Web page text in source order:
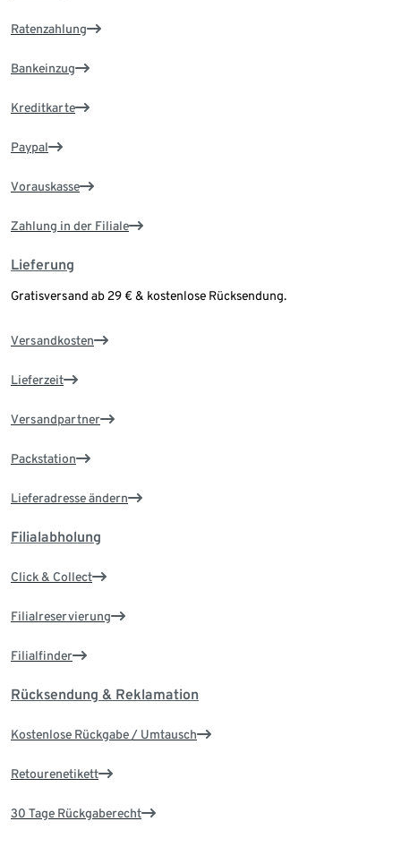
Ratenzahlung
Bankeinzug
Kreditkarte
Paypal
Vorauskasse
Zahlung in der Filiale
Lieferung
Gratisversand ab 29 € & kostenlose Rücksendung.
Versandkosten
Lieferzeit
Versandpartner
Packstation
Lieferadresse ändern
Filialabholung
Click & Collect
Filialreservierung
Filialfinder
Rücksendung & Reklamation
Kostenlose Rückgabe / Umtausch
Retourenetikett
30 Tage Rückgaberecht